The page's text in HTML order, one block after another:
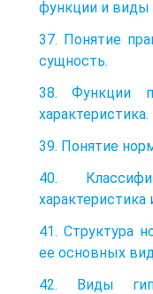
функции и
37. Понятие
сущность.
38. Функции
характеристика.
39. Понятие
40.
41. Структура
ее основных
42. Виды